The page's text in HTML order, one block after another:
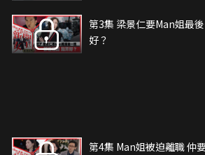
第3集 梁景仁要Man姐最
好？
第4集 Man姐被迫離職 仲